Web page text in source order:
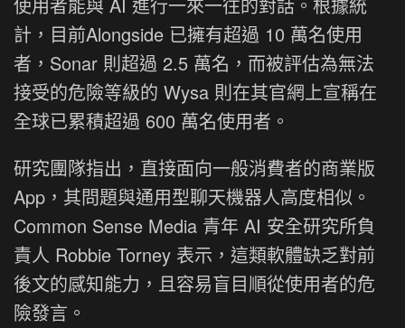
計，目前Alongside 已擁有超過 10 萬名使用
者，Sonar 則超過 2.5 萬名，而被評估為無法
接受的危險等級的 Wysa 則在其官網上宣稱在
全球已累積超過 600 萬名使用者。
研究團隊指出，直接面向一般消費者的商業版
App，其問題與通用型聊天機器人高度相似。
Common Sense Media 青年 AI 安全研究所負
責人 Robbie Torney 表示，這類軟體缺乏對前
後文的感知能力，且容易盲目順從使用者的危
險發言。